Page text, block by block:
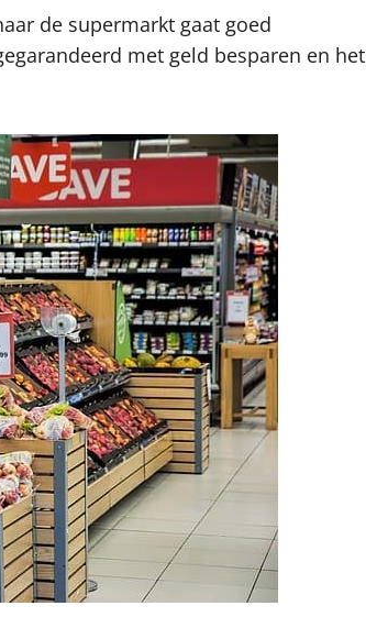
de supermarkt gaat goed
met geld besparen en het